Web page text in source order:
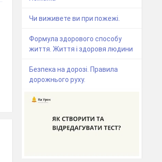
Чи виживете ви при пожежі.
Формула здорового способу
життя. Життя і здоровя людини
Безпека на дорозі. Правила
дорожнього руху.